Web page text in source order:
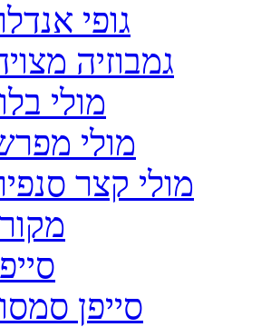
גופי
גמבוזיה
מולי
מולי
מולי קצר
סייפן